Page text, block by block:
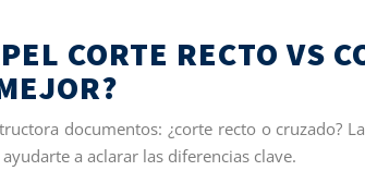
CORTE RECTO VS
documentos: ¿corte recto o cruzado?
a aclarar las diferencias clave.